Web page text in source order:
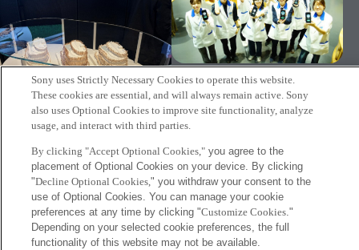
[Event Report] Nu Festivalに
おいて「Tomonami for
KKAA」を国内初展示
2026年7月10日
[Event 07/15～]笠原リサーチ
ディレクターの実証実験が日本
科学未来館にて再度実施されま
す
2026年7月8日
Sony uses Strictly Necessary Cookies to operate this website.
These cookies are essential, and will always remain active. Sony
also uses Optional Cookies to improve site functionality, analyze
usage, and interact with third parties.
By clicking "Accept Optional Cookies,"you agree to the
placement of Optional Cookies on your device. By clicking
"Decline Optional Cookies," you withdraw your consent to the
use of Optional Cookies. You can manage your cookie
preferences at any time by clicking "Customize Cookies."
Depending on your selected cookie preferences, the full
functionality of this website may not be available.